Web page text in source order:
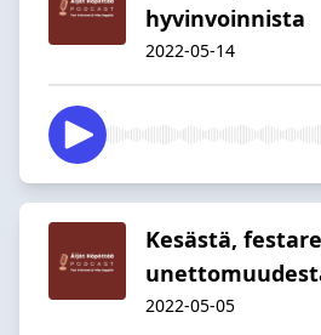
hyvinvoinnista
2022-05-14
Kesästä,
2022-05-05